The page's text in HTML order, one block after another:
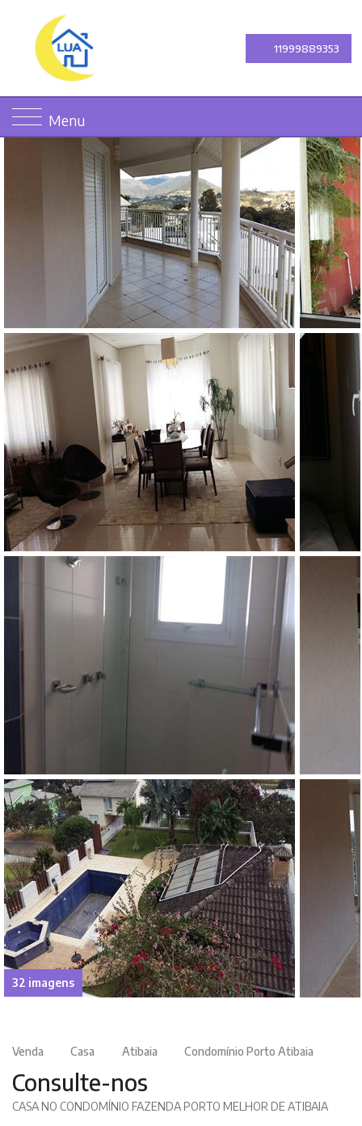
11999889353
Menu
32 imagens
Venda Casa Atibaia Condomínio Porto Atibaia
Consulte-nos
CASA NO CONDOMÍNIO FAZENDA PORTO MELHOR DE ATIBAIA